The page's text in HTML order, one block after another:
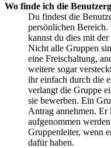
Wo finde ich die
Du findest die
persönlichen Bereich.
kannst du dies mit
Nicht alle Gruppen
eine Freischaltung,
weitere sogar
ihr einfach durch die
verlangt die Gruppe
sie bewerben. Ein
Antrag annehmen.
aufgenommen
Gruppenleiter, wenn
dafür haben.